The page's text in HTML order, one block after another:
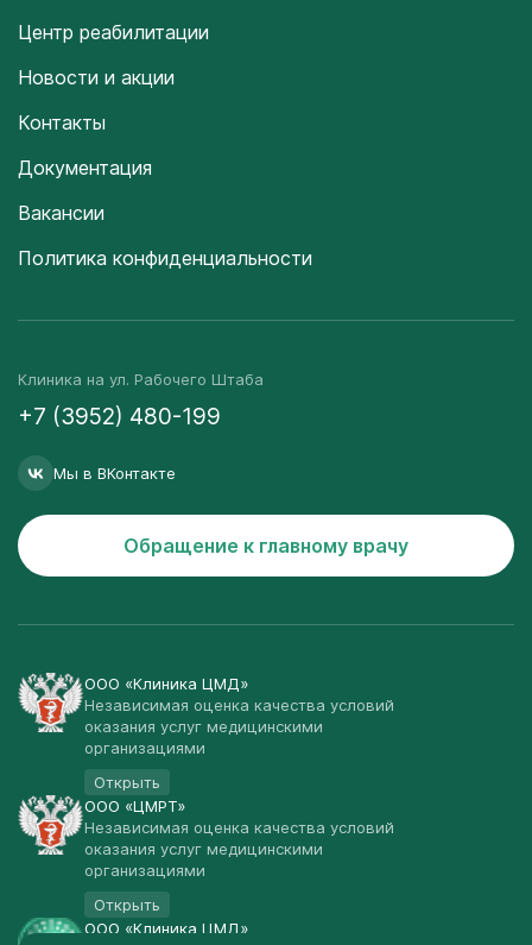
Центр реабилитации
Новости и акции
Контакты
Документация
Вакансии
Политика конфиденциальности
Клиника на ул. Рабочего Штаба
+7 (3952) 480-199
Мы в ВКонтакте
Обращение к главному врачу
ООО «Клиника ЦМД»
Независимая оценка качества условий
оказания услуг медицинскими
организациями
Открыть
ООО «ЦМРТ»
Независимая оценка качества условий
оказания услуг медицинскими
организациями
Открыть
ООО «Клиника ЦМД»